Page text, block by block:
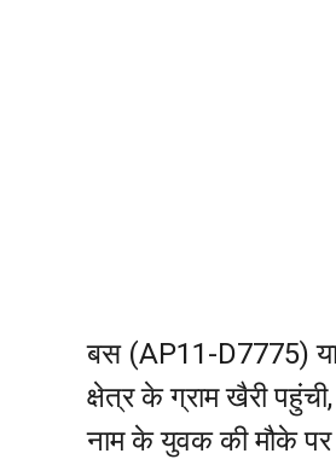
बस (AP11-D7775)
क्षेत्र के ग्राम खैरी
नाम के युवक की मौके पर